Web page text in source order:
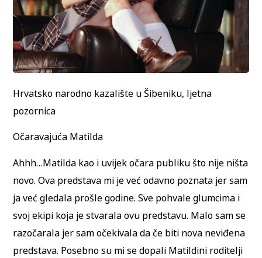
Hrvatsko narodno kazalište u Šibeniku, ljetna
pozornica
Očaravajuća Matilda
Ahhh…Matilda kao i uvijek očara publiku što nije ništa
novo. Ova predstava mi je već odavno poznata jer sam
ja već gledala prošle godine. Sve pohvale glumcima i
svoj ekipi koja je stvarala ovu predstavu. Malo sam se
razočarala jer sam očekivala da če biti nova neviđena
predstava. Posebno su mi se dopali Matildini roditelji